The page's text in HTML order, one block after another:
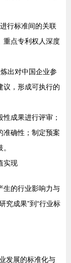
行标准间的关联
重点专利权人深度
炼出对中国企业参
议，形成可执行的
成果进行评审；
准确性；制定预案
实现
生的行业影响力与
究成果”到“行业标
发展的标准化与